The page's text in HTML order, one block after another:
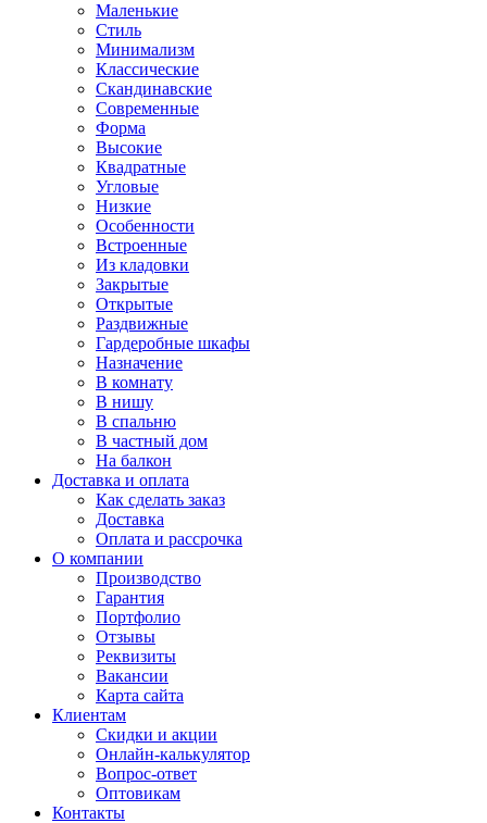
Маленькие
Стиль
Минимализм
Классические
Скандинавские
Современные
Форма
Высокие
Квадратные
Угловые
Низкие
Особенности
Встроенные
Из кладовки
Закрытые
Открытые
Раздвижные
Гардеробные шкафы
Назначение
В комнату
В нишу
В спальню
В частный дом
На балкон
Доставка и оплата
Как сделать заказ
Доставка
Оплата и рассрочка
О компании
Производство
Гарантия
Портфолио
Отзывы
Реквизиты
Вакансии
Карта сайта
Клиентам
Скидки и акции
Онлайн-калькулятор
Вопрос-ответ
Оптовикам
Контакты